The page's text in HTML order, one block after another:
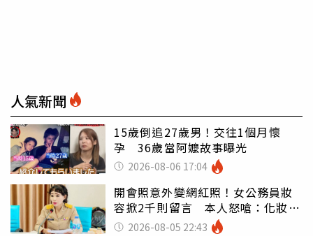
人氣新聞
15歲倒追27歲男！交往1個月懷
孕 36歲當阿嬤故事曝光
2026-08-06 17:04
開會照意外變網紅照！女公務員妝
容掀2千則留言 本人怒嗆：化妝有
錯嗎2026-08-05 22:43